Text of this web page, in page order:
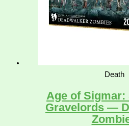
Death
Age of
Gravelords —